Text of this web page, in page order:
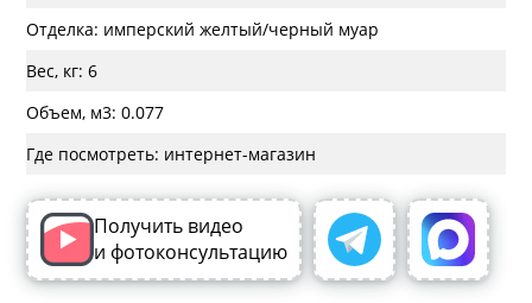
Отделка: имперский желтый/черный муар
Вес, кг: 6
Объем, м3: 0.077
Где посмотреть: интернет-магазин
Получить видео
и фотоконсультацию